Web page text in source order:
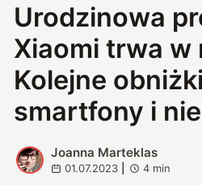
Urodzinowa
Xiaomi trwa w
Kolejne
smartfony i
J
Joanna Marteklas
01.07.2023 4 min